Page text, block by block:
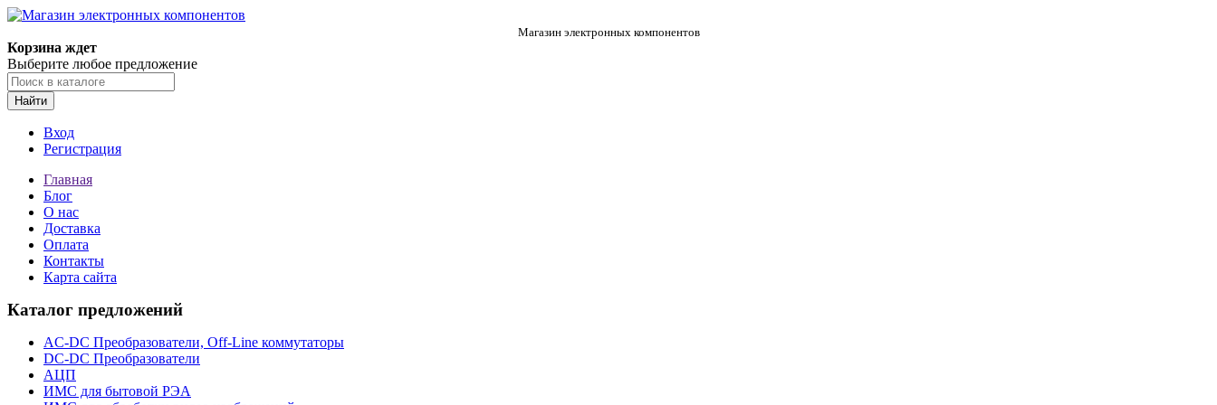
Магазин электронных компонентов
Корзина ждет
Выберите любое предложение
Найти
Вход
Регистрация
Главная
Блог
О нас
Доставка
Оплата
Контакты
Карта сайта
Каталог предложений
AC-DC Преобразователи, Off-Line коммутаторы
DC-DC Преобразователи
АЦП
ИМС для бытовой РЭА